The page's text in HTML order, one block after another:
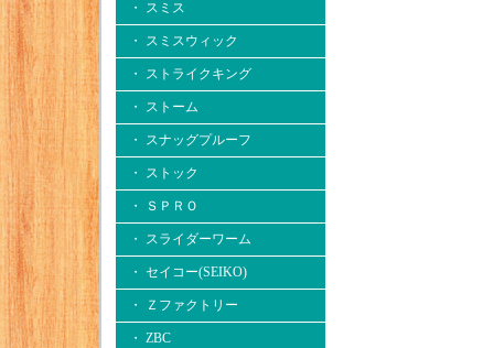
・ スミス
・ スミスウィック
・ ストライクキング
・ ストーム
・ スナッグプルーフ
・ ストック
・ ＳＰＲＯ
・ スライダーワーム
・ セイコー(SEIKO)
・ Ｚファクトリー
・ ZBC